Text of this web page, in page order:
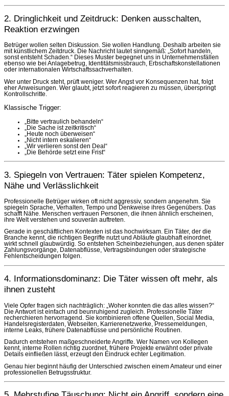
2. Dringlichkeit und Zeitdruck: Denken ausschalten,
Reaktion erzwingen
Betrüger wollen selten Diskussion. Sie wollen Handlung. Deshalb arbeiten sie
mit künstlichem Zeitdruck. Die Nachricht lautet sinngemäß: „Sofort handeln,
sonst entsteht Schaden.“ Dieses Muster begegnet uns in Unternehmensfällen
ebenso wie bei Anlagebetrug, Identitätsmissbrauch, Erbschaftskonstellationen
oder internationalen Wirtschaftssachverhalten.
Wer unter Druck steht, prüft weniger. Wer Angst vor Konsequenzen hat, folgt
eher Anweisungen. Wer glaubt, jetzt sofort reagieren zu müssen, überspringt
Kontrollschritte.
Klassische Trigger:
„Bitte vertraulich behandeln“
„Die Sache ist zeitkritisch“
„Heute noch überweisen“
„Nicht intern eskalieren“
„Wir verlieren sonst den Deal“
„Die Behörde setzt eine Frist“
3. Spiegeln von Vertrauen: Täter spielen Kompetenz,
Nähe und Verlässlichkeit
Professionelle Betrüger wirken oft nicht aggressiv, sondern angenehm. Sie
spiegeln Sprache, Verhalten, Tempo und Denkweise ihres Gegenübers. Das
schafft Nähe. Menschen vertrauen Personen, die ihnen ähnlich erscheinen,
ihre Welt verstehen und souverän auftreten.
Gerade in geschäftlichen Kontexten ist das hochwirksam. Ein Täter, der die
Branche kennt, die richtigen Begriffe nutzt und Abläufe glaubhaft einordnet,
wirkt schnell glaubwürdig. So entstehen Scheinbeziehungen, aus denen später
Zahlungsvorgänge, Datenabflüsse, Vertragsbindungen oder strategische
Fehlentscheidungen folgen.
4. Informationsdominanz: Die Täter wissen oft mehr, als
ihnen zusteht
Viele Opfer fragen sich nachträglich: „Woher konnten die das alles wissen?“
Die Antwort ist einfach und beunruhigend zugleich. Professionelle Täter
recherchieren hervorragend. Sie kombinieren offene Quellen, Social Media,
Handelsregisterdaten, Webseiten, Karrierenetzwerke, Pressemeldungen,
interne Leaks, frühere Datenabflüsse und persönliche Routinen.
Dadurch entstehen maßgeschneiderte Angriffe. Wer Namen von Kollegen
kennt, interne Rollen richtig zuordnet, frühere Projekte erwähnt oder private
Details einfließen lässt, erzeugt den Eindruck echter Legitimation.
Genau hier beginnt häufig der Unterschied zwischen einem Amateur und einer
professionellen Betrugsstruktur.